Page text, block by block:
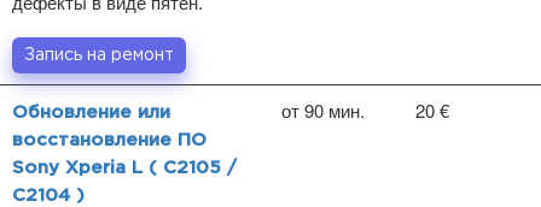
Запись на ремонт
Обновление или
восстановление ПО
Sony Xperia L ( C2105 /
C2104 )
от 90 мин. 20 €